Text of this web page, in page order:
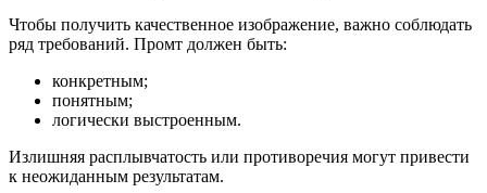
Чтобы получить качественное изображение, важно соблюдать
ряд требований. Промт должен быть:
конкретным;
понятным;
логически выстроенным.
Излишняя расплывчатость или противоречия могут привести
к неожиданным результатам.